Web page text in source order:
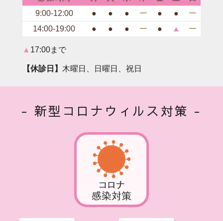
9:00-12:00
● ● ● ー ● ●
ー
14:00-19:00
● ● ● ー ● ▲ ー
▲ 17:00まで
【休診日】 木曜日、日曜日、祝日
- 新型コロナウィルス対策 -